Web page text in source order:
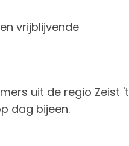
vrijblijvende
uit de regio Zeist 't
dag bijeen.